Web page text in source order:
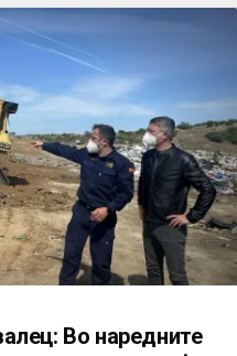
Во наредните